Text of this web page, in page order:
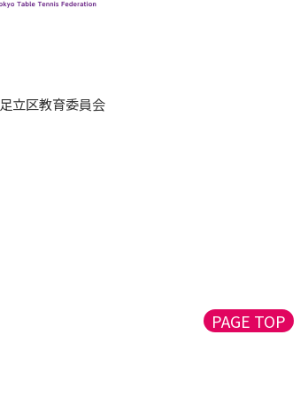
足立区教育委員会
PAGE TOP